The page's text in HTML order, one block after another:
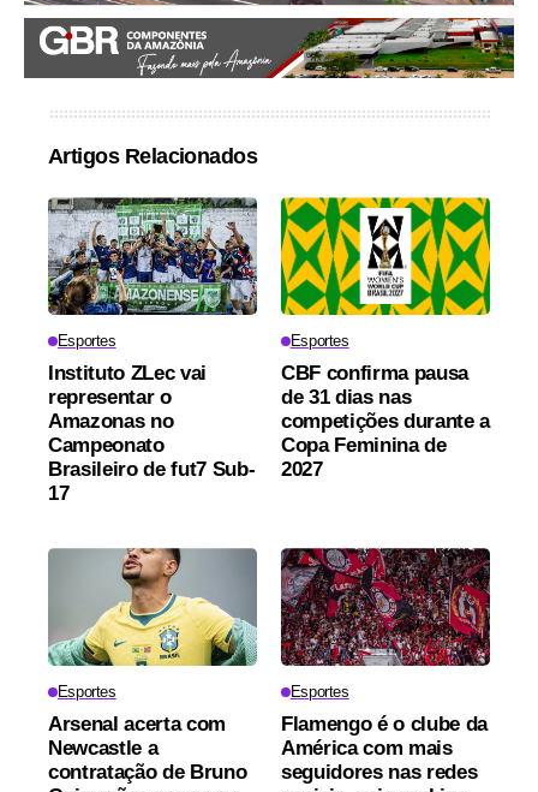
Artigos Relacionados
Esportes
Instituto ZLec vai
representar o
Amazonas no
Campeonato
Brasileiro de fut7 Sub-
17
Esportes
CBF confirma pausa
de 31 dias nas
competições durante a
Copa Feminina de
2027
Esportes
Arsenal acerta com
Newcastle a
contratação de Bruno
Esportes
Flamengo é o clube da
América com mais
seguidores nas redes